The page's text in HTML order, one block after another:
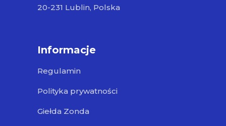
20-231 Lublin, Polska
Informacje
Regulamin
Polityka prywatności
Giełda Zonda